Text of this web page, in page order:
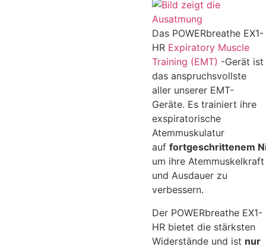
Das POWERbreathe EX1-
HR Expiratory Muscle
Training (EMT) -Gerät ist
das anspruchsvollste
aller unserer EMT-
Geräte. Es trainiert ihre
exspiratorische
Atemmuskulatur
auffortgeschrittenem
um ihre Atemmuskelkraft
und Ausdauer zu
verbessern.
Der POWERbreathe EX1-
HR bietet die stärksten
Widerstände und ist nur